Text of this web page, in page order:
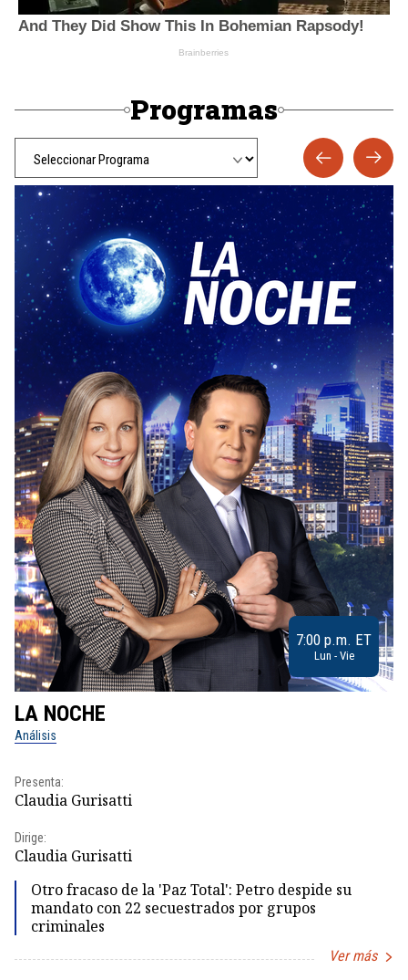
Programas
7:00 p.m. ET
Lun - Vie
LA NOCHE
Análisis
Presenta:
Claudia Gurisatti
Dirige:
Claudia Gurisatti
Otro fracaso de la 'Paz Total': Petro despide su
mandato con 22 secuestrados por grupos
criminales
Ver más